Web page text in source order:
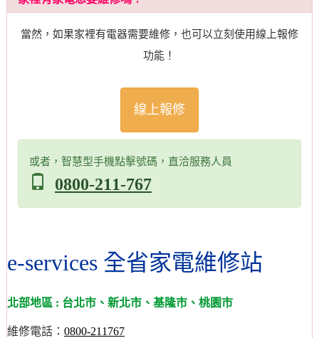
當然，如果家裡有電器需要維修，也可以立刻使用線上報修
功能！
線上報修
或者，智慧型手機點擊號碼，直洽服務人員
0800-211-767
e-services 全省家電維修站
北部地區 : 台北市、新北市、基隆市、桃園市
維修電話： 0800-211767